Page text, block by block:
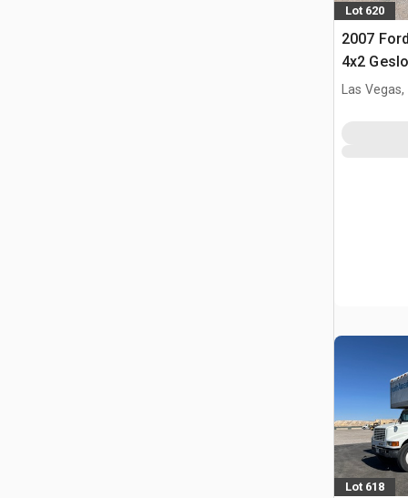
Lot 620
2007
4x2
Las Vegas,
Lot 618